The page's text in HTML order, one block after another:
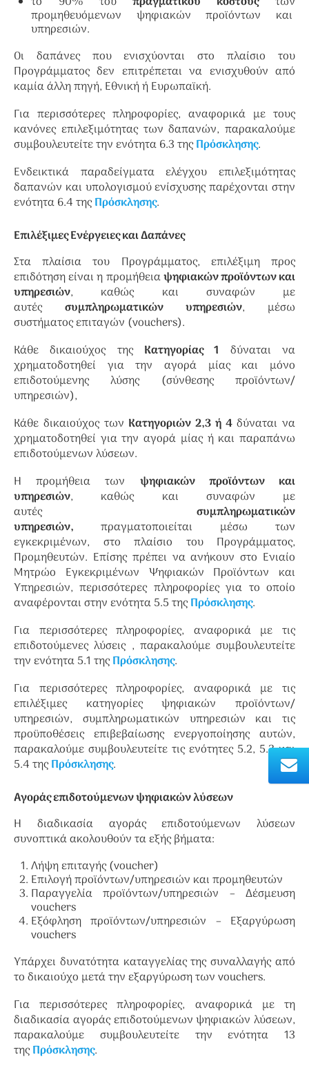
προμηθευόμενων ψηφιακών προϊόντων και
υπηρεσιών.
Οι δαπάνες που ενισχύονται στο πλαίσιο του
Προγράμματος δεν επιτρέπεται να ενισχυθούν από
καμία άλλη πηγή, Εθνική ή Ευρωπαϊκή.
Για περισσότερες πληροφορίες, αναφορικά με τους
κανόνες επιλεξιμότητας των δαπανών, παρακαλούμε
συμβουλευτείτε την ενότητα 6.3 τηςΠρόσκλησης.
Ενδεικτικά παραδείγματα ελέγχου επιλεξιμότητας
δαπανών και υπολογισμού ενίσχυσης παρέχονται στην
ενότητα 6.4 τηςΠρόσκλησης.
Επιλέξιμες Ενέργειες και Δαπάνες
Στα πλαίσια του Προγράμματος, επιλέξιμη προς
επιδότηση είναι η προμήθειαψηφιακών προϊόντων και
υπηρεσιών, καθώς και συναφών με
αυτές συμπληρωματικών υπηρεσιών, μέσω
συστήματος επιταγών (vouchers).
Κάθε δικαιούχος της Κατηγορίας 1 δύναται να
χρηματοδοτηθεί για την αγορά μίας και μόνο
επιδοτούμενης λύσης (σύνθεσης προϊόντων/
υπηρεσιών),
Κάθε δικαιούχος των Κατηγοριών 2,3 ή 4δύναται να
χρηματοδοτηθεί για την αγορά μίας ή και παραπάνω
επιδοτούμενων λύσεων.
Η προμήθεια των ψηφιακών προϊόντων και
υπηρεσιών, καθώς και συναφών με
αυτές συμπληρωματικών
υπηρεσιών, πραγματοποιείται μέσω των
εγκεκριμένων, στο πλαίσιο του Προγράμματος,
Προμηθευτών. Επίσης πρέπει να ανήκουν στο Ενιαίο
Μητρώο Εγκεκριμένων Ψηφιακών Προϊόντων και
Υπηρεσιών, περισσότερες πληροφορίες για το οποίο
αναφέρονται στην ενότητα 5.5 τηςΠρόσκλησης.
Για περισσότερες πληροφορίες, αναφορικά με τις
επιδοτούμενες λύσεις , παρακαλούμε συμβουλευτείτε
την ενότητα 5.1 τηςΠρόσκλησης.
Για περισσότερες πληροφορίες, αναφορικά με τις
επιλέξιμες κατηγορίες ψηφιακών προϊόντων/
υπηρεσιών, συμπληρωματικών υπηρεσιών και τις
προϋποθέσεις επιβεβαίωσης ενεργοποίησης αυτών,
παρακαλούμε συμβουλευτείτε τις ενότητες 5.2, 5.3 και
5.4 τηςΠρόσκλησης.
Αγοράς επιδοτούμενων ψηφιακών λύσεων
Η διαδικασία αγοράς επιδοτούμενων λύσεων
συνοπτικά ακολουθούν τα εξής βήματα:
Λήψη επιταγής (voucher)
Επιλογή προϊόντων/υπηρεσιών και προμηθευτών
Παραγγελία προϊόντων/υπηρεσιών – Δέσμευση
vouchers
Εξόφληση προϊόντων/υπηρεσιών – Εξαργύρωση
vouchers
Υπάρχει δυνατότητα καταγγελίας της συναλλαγής από
το δικαιούχο μετά την εξαργύρωση των vouchers.
Για περισσότερες πληροφορίες, αναφορικά με τη
διαδικασία αγοράς επιδοτούμενων ψηφιακών λύσεων,
παρακαλούμε συμβουλευτείτε την ενότητα 13
τηςΠρόσκλησης.